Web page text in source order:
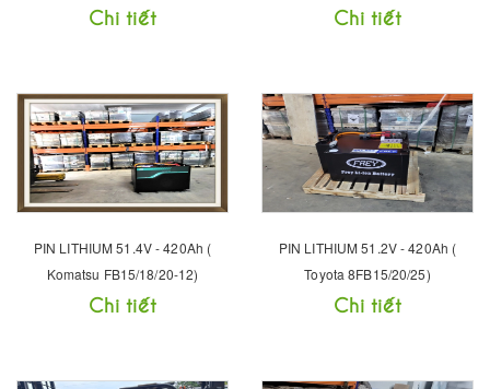
Chi tiết Chi tiết
PIN LITHIUM 51.4V - 420Ah (
Komatsu FB15/18/20-12)
Chi tiết
PIN LITHIUM 51.2V - 420Ah (
Toyota 8FB15/20/25)
Chi tiết